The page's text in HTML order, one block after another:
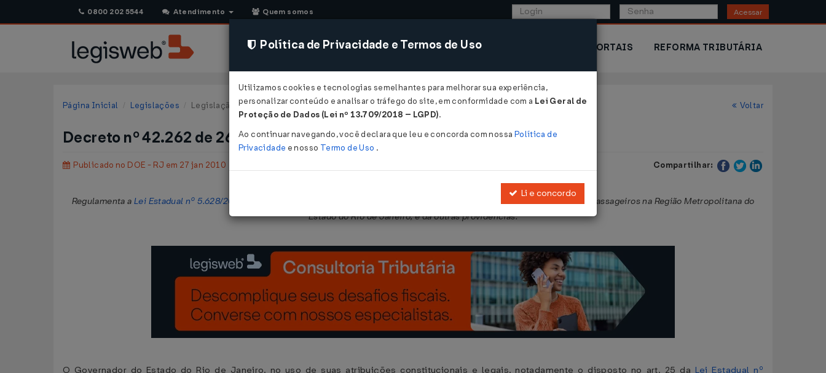
0800 202 5544 Atendimento Quem somos Acessar
CONSULTORIA SISTEMAS COMÉRCIO EXTERIOR PORTAIS REFORMA TRIBUTÁRIA
Página Inicial Legislações Legislação Estadual - Rio de Janeiro Voltar
Decreto nº 42.262 de 26/01/2010
Publicado no DOE - RJ em 27 jan 2010 Compartilhar:
Regulamenta a Lei Estadual nº 5.628/2009
, que instituiu o Bilhete Único nos serviços de transporte coletivo intermunicipal de passageiros na Região Metropolitana do
Estado do Rio de Janeiro, e dá outras providências.
O Governador do Estado do Rio de Janeiro, no uso de suas atribuições constitucionais e legais, notadamente o disposto no art. 25 da Lei Estadual nº
Política de Privacidade e Termos de Uso
Utilizamos cookies e tecnologias semelhantes para melhorar sua experiência,
personalizar conteúdo e analisar o tráfego do site, em conformidade com a Lei Geral de
Proteção de Dados (Lei nº 13.709/2018 – LGPD).
Ao continuar navegando, você declara que leu e concorda com nossa Política de
Privacidade e nosso Termo de Uso .
Li e concordo